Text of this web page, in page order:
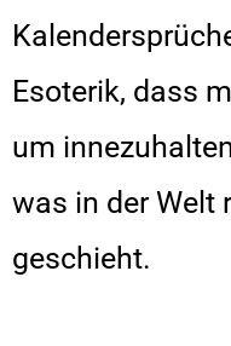
Esoterik, dass
um
was in der Welt
geschieht.